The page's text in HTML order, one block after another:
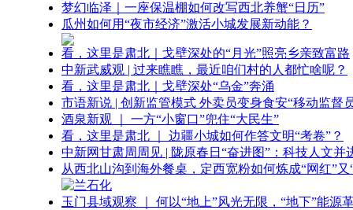
梦幻临泽｜一座保温棚如何改写西北养蟹“日历”
瓜州如何用“夜市经济”激活小城发展新动能？
看，这里是肃北｜戈壁深处的“月光”照亮乡亲致富路
中新武威观 | 过来瞧瞧，最近咱们村的人都忙啥呢？
看，这里是肃北｜戈壁深处“乌金”奔涌
市语新说 | 创新监管模式 外卖员变身食安“移动监督
酒泉新观 ｜ 一方“小窗口”兜住“大民生”
看，这里是肃北 ｜ 边疆小城如何作答文明“考卷”？
中新网甘肃周周见 | 陇原春日“奋进图”：科技人文并
从西北山沟到海外餐桌，定西宽粉如何炼成“网红”又
玉门县域观察 ｜ 何以“地上”风光无限，“地下”能源